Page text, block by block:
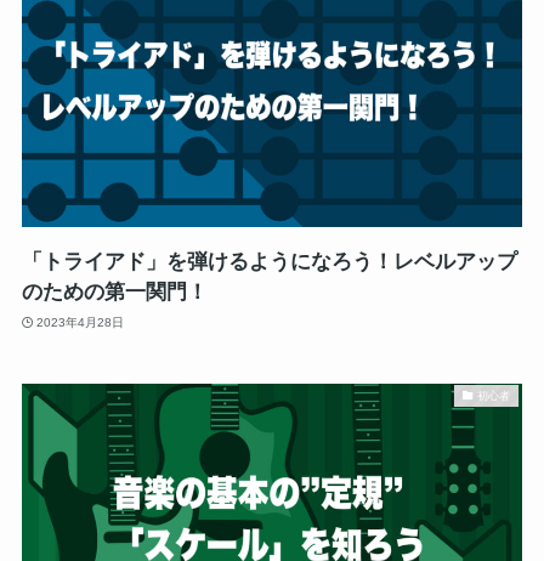
「トライアド」を弾けるようになろう！レベルアップ
のための第一関門！
2023年4月28日
初心者